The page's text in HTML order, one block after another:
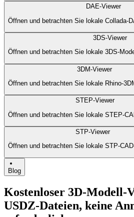
DAE-Viewer
Öffnen und betrachten Sie lokale Collada-
3DS-Viewer
Öffnen und betrachten Sie lokale 3DS-
3DM-Viewer
Öffnen und betrachten Sie lokale Rhino-
STEP-Viewer
Öffnen und betrachten Sie lokale STEP-
STP-Viewer
Öffnen und betrachten Sie lokale STP-
Blog
Kostenloser 3D-Modell-
USDZ-Dateien, keine